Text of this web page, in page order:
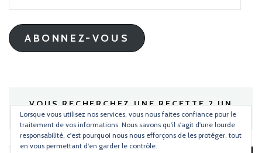
mail
ABONNEZ-VOUS
VOUS RECHERCHEZ UNE RECETTE ? UN
INGRÉDIENT ?
Lorsque vous utilisez nos services, vous nous faites confiance pour le
traitement de vos informations. Nous savons qu'il s'agit d'une lourde
responsabilité, c'est pourquoi nous nous efforçons de les protéger, tout
en vous permettant d'en garder le contrôle.